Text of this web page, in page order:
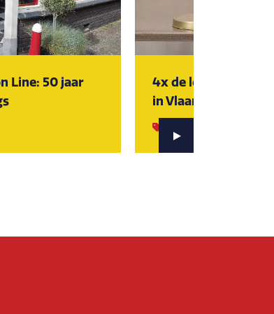
Line: 50 jaar
4x de leukste
in Vlaardingen